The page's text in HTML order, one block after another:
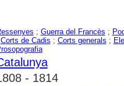
; Guerra del Francès ;
Corts de Cadis ; Corts generals ;
- 1814